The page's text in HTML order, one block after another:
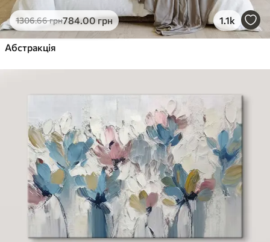
1306.66грн784.00грн 1.1k
Абстракція